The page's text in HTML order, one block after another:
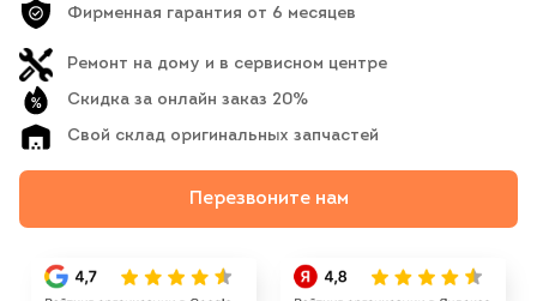
Фирменная гарантия от 6 месяцев
Ремонт на дому и в сервисном центре
Скидка за онлайн заказ 20%
Свой склад оригинальных запчастей
Перезвоните нам